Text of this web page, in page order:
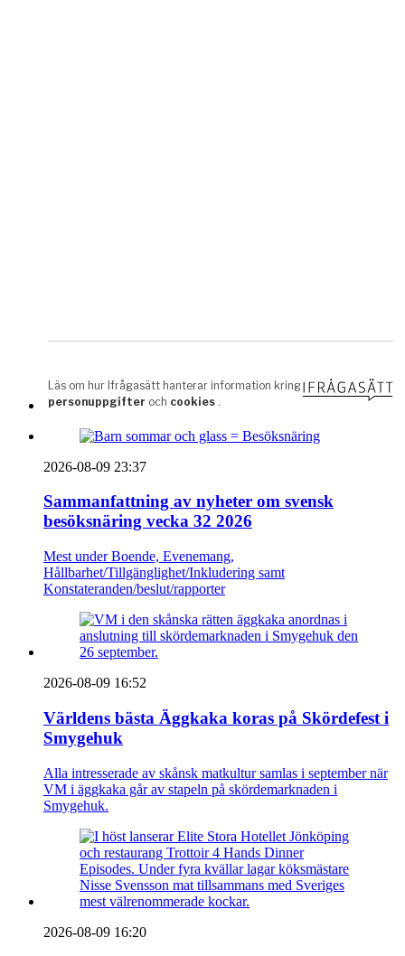
2026-08-09 23:37
Sammanfattning av nyheter om svensk
besöksnäring vecka 32 2026
Mest under Boende, Evenemang,
Hållbarhet/Tillgänglighet/Inkludering samt
Konstateranden/beslut/rapporter
2026-08-09 16:52
Världens bästa Äggkaka koras på Skördefest i
Smygehuk
Alla intresserade av skånsk matkultur samlas i september när
VM i äggkaka går av stapeln på skördemarknaden i
Smygehuk.
2026-08-09 16:20